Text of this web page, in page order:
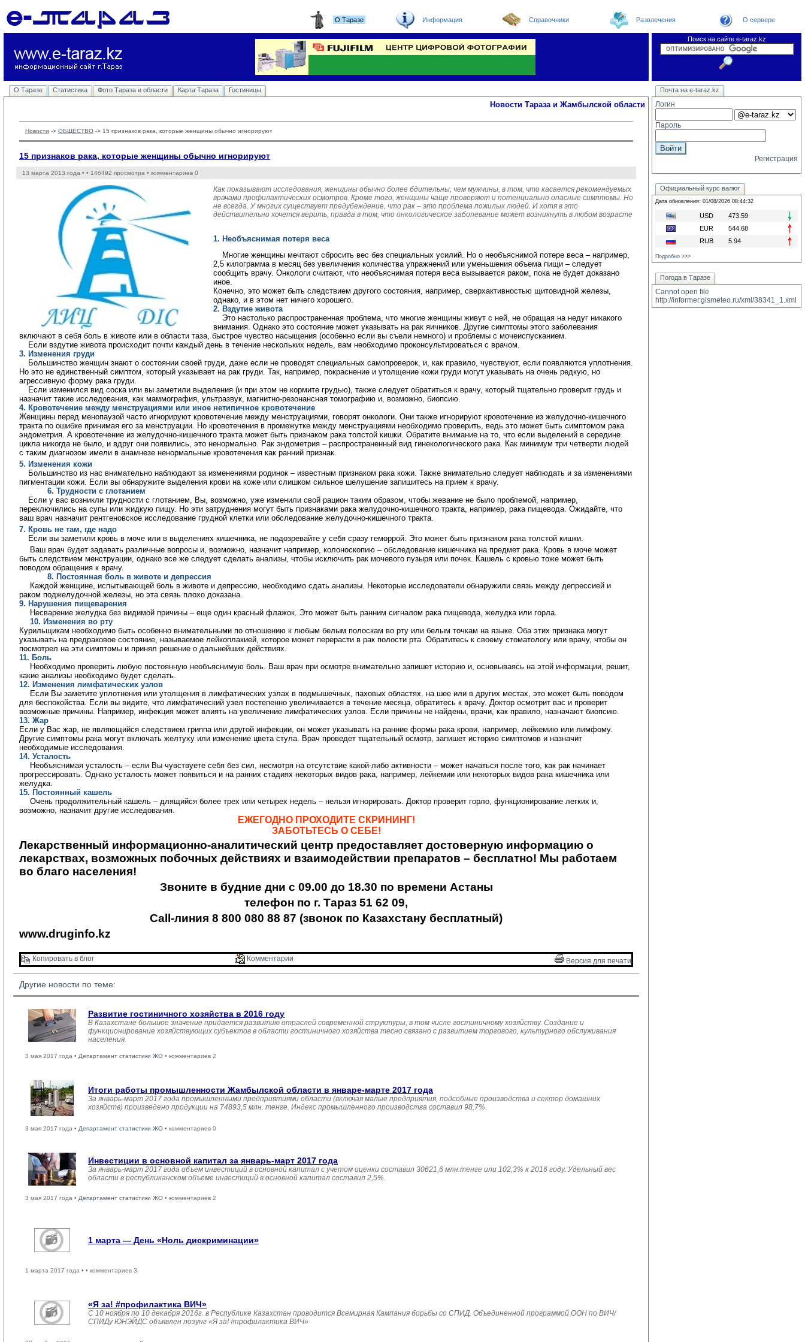
О Таразе Информация Справочники Развлечения О сервере
Поиск на сайте e-taraz.kz
О Таразе Статистика Фото Тараза и области Карта Тараза Гостиницы Новости Погода в Таразе
Телефоный справочник
Видеоконференция
Новости e-taraz
Новости Тараза и Жамбылской области
Новости -> ОБЩЕСТВО -> 15 признаков рака, которые женщины обычно игнорируют
15 признаков рака, которые женщины обычно игнорируют
13 марта 2013 года • • 146492 просмотра • комментариев 0
Как показывают исследования, женщины обычно более бдительны, чем мужчины, в том, что касается рекомендуемых
врачами профилактических осмотров. Кроме того, женщины чаще проверяют и потенциально опасные симптомы. Но
не всегда. У многих существует предубеждение, что рак – это проблема пожилых людей. И хотя в это
действительно хочется верить, правда в том, что онкологическое заболевание может возникнуть в любом возрасте
1. Необъяснимая потеря веса
Многие женщины мечтают сбросить вес без специальных усилий. Но о необъяснимой потере веса – например,
2,5 килограмма в месяц без увеличения количества упражнений или уменьшения объема пищи – следует
сообщить врачу. Онкологи считают, что необъяснимая потеря веса вызывается раком, пока не будет доказано
иное.
Конечно, это может быть следствием другого состояния, например, сверхактивностью щитовидной железы,
однако, и в этом нет ничего хорошего.
2. Вздутие живота
Это настолько распространенная проблема, что многие женщины живут с ней, не обращая на недуг никакого
внимания. Однако это состояние может указывать на рак яичников. Другие симптомы этого заболевания
включают в себя боль в животе или в области таза, быстрое чувство насыщения (особенно если вы съели немного) и проблемы с мочеиспусканием.
Если вздутие животапроисходит почти каждый день в течение нескольких недель, вам необходимо проконсультироваться с врачом.
3. Изменения груди
Большинство женщин знают о состоянии своей груди, даже если не проводят специальных самопроверок, и, как правило, чувствуют, если появляются уплотнения.
Но это не единственный симптом, который указывает на рак груди. Так, например, покраснение и утолщение кожи груди могут указывать на очень редкую, но
агрессивную форму рака груди.
Если изменился вид соска или вы заметили выделения (и при этом не кормите грудью), также следует обратиться к врачу, который тщательно проверит грудь и
назначит такие исследования, как маммография, ультразвук, магнитно-резонансная томографию и, возможно, биопсию.
4. Кровотечение между менструациями или иное нетипичное кровотечение
Женщины перед менопаузой часто игнорируют кровотечение между менструациями, говорят онкологи. Они также игнорируют кровотечение из желудочно-кишечного
трактапо ошибке принимая его за менструации. Но кровотечения в промежутке между менструациями необходимо проверить, ведь это может быть симптомом рака
эндометрия. А кровотечение из желудочно-кишечного трактаможет быть признаком рака толстой кишки. Обратите внимание на то, что если выделений в середине
цикла никогда не было, и вдруг они появились, это ненормально. Рак эндометрия – распространенный вид гинекологического рака. Как минимум три четверти людей
с таким диагнозом имели в анамнезе ненормальные кровотечения как ранний признак.
5. Изменения кожи
Большинство из нас внимательно наблюдают за изменениями родинок – известным признаком рака кожи. Также внимательно следует наблюдать и за изменениями
пигментации кожи. Если вы обнаружите выделения крови на коже или слишком сильное шелушение запишитесь на прием к врачу.
6. Трудности с глотанием
Если у вас возникли трудности с глотанием, Вы, возможно, уже изменили свой рацион таким образом, чтобы жевание не было проблемой, например,
переключились на супы или жидкую пищу. Но эти затруднения могут быть признаками рака желудочно-кишечного тракта, например, рака пищевода. Ожидайте, что
ваш врач назначит рентгеновское исследование грудной клетки или обследование желудочно-кишечного тракта.
7. Кровь не там, где надо
Если вы заметили кровь в моче или в выделениях кишечника, не подозревайте у себя сразу геморрой. Это может быть признаком рака толстой кишки.
Ваш врач будет задавать различные вопросы и, возможно, назначит например, колоноскопию – обследование кишечника на предмет рака. Кровь в моче может
быть следствием менструации, однако все же следует сделать анализы, чтобы исключить рак мочевого пузыря или почек. Кашель с кровью тоже может быть
поводом обращения к врачу.
8. Постояннаяболь в животе и депрессия
Каждой женщине, испытывающей боль в животе и депрессию, необходимо сдать анализы. Некоторые исследователи обнаружили связь между депрессией и
раком поджелудочной железы, но эта связь плохо доказана.
9. Нарушения пищеварения
Несварение желудка без видимой причины – еще один красный флажок. Это может быть ранним сигналом рака пищевода, желудка или горла.
10. Изменения во рту
Курильщикам необходимо быть особенно внимательными по отношению к любым белым полоскам во рту или белым точкам на языке. Оба этих признака могут
указывать на предраковое состояние, называемое лейкоплакией, которое может перерасти в рак полости рта. Обратитесь к своему стоматологу или врачу, чтобы он
посмотрел на эти симптомы и принял решение о дальнейших действиях.
11. Боль
Необходимо проверить любую постоянную необъяснимую боль. Ваш врач при осмотре внимательно запишет историю и, основываясь на этой информации, решит,
какие анализы необходимо будет сделать.
12. Изменения лимфатических узлов
Если Вы заметите уплотнения или утолщения в лимфатических узлах в подмышечных, паховых областях, на шее или в других местах, это может быть поводом
для беспокойства. Если вы видите, что лимфатический узел постепенно увеличивается в течение месяца, обратитесь к врачу. Доктор осмотрит вас и проверит
возможные причины. Например, инфекция может влиять на увеличение лимфатических узлов. Если причины не найдены, врачи, как правило, назначают биопсию.
13. Жар
Если у Вас жар, не являющийся следствием гриппаили другой инфекции, он может указывать на ранние формы рака крови, например, лейкемию или лимфому.
Другие симптомы рака могут включать желтуху или изменение цвета стула. Врач проведет тщательный осмотр, запишет историю симптомов и назначит
необходимые исследования.
14. Усталость
Необъяснимая усталость – если Вы чувствуете себя без сил, несмотря на отсутствие какой-либо активности – может начаться после того, как рак начинает
прогрессировать. Однако усталость может появиться и на ранних стадиях некоторых видов рака, например, лейкемии или некоторых видов рака кишечника или
желудка.
15. Постоянный кашель
Очень продолжительный кашель – длящийся более трех или четырех недель – нельзя игнорировать. Доктор проверит горло, функционирование легких и,
возможно, назначит другие исследования.
ЕЖЕГОДНО ПРОХОДИТЕ СКРИНИНГ!
ЗАБОТЬТЕСЬ О СЕБЕ!
Лекарственный информационно-аналитический центр предоставляет достоверную информацию о
лекарствах, возможных побочных действиях и взаимодействии препаратов – бесплатно! Мы работаем
во благо населения!
Звоните в будние дни с 09.00 до 18.30 по времени Астаны
телефон по г. Тараз 51 62 09,
Call-линия 8 800 080 88 87 (звонок по Казахстану бесплатный)
www.druginfo.kz
Копировать в блог Комментарии Версия для печати
Другие новости по теме:
Развитие гостиничного хозяйства в 2016 году
В Казахстане большое значение придается развитию отраслей современной структуры, в том числе гостиничному хозяйству. Создание и
функционирование хозяйствующих субъектов в области гостиничного хозяйства тесно связано с развитием торгового, культурного обслуживания
населения.
3 мая 2017 года • Департамент статистики ЖО • комментариев 2
Итоги работы промышленности Жамбылской области в январе-марте 2017 года
За январь-март 2017 года промышленными предприятиями области (включая малые предприятия, подсобные производства и сектор домашних
хозяйств) произведено продукции на 74893,5 млн. тенге. Индекс промышленного производства составил 98,7%.
3 мая 2017 года • Департамент статистики ЖО • комментариев 0
Инвестиции в основной капитал за январь-март 2017 года
За январь-март 2017 года объем инвестиций в основной капитал с учетом оценки составил 30621,6 млн.тенге или 102,3% к 2016 году. Удельный вес
области в республиканском объеме инвестиций в основной капитал составил 2,5%.
3 мая 2017 года • Департамент статистики ЖО • комментариев 2
1 марта — День «Ноль дискриминации»
1 марта 2017 года • • комментариев 3
«Я за! #профилактика ВИЧ»
С 10 ноября по 10 декабря 2016г. в Республике Казахстан проводится Всемирная Кампания борьбы со СПИД. Объединенной программой ООН по ВИЧ/
СПИДу ЮНЭЙДС объявлен лозунг «Я за! #профилактика ВИЧ»
Почта на e-taraz.kz
Логин
Пароль
Регистрация
Официальный курс валют
Дата обновления: 01/08/2026 08:44:32
USD
473.59
EUR
544.68
RUB
5.94
Подробно >>>
Погода в Таразе
Cannot open file
http://informer.gismeteo.ru/xml/38341_1.xml